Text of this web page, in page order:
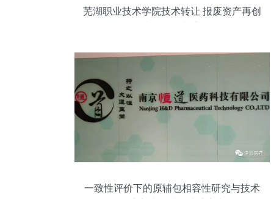
芜湖职业技术学院技术转让 报废资产再创
一致性评价下的原辅包相容性研究与技术